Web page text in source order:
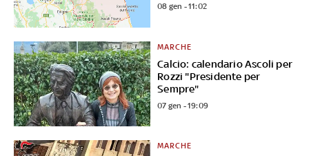
08 gen - 11:02
Calcio: calendario Ascoli per
Rozzi "Presidente per
Sempre"
MARCHE
07 gen - 19:09
MARCHE